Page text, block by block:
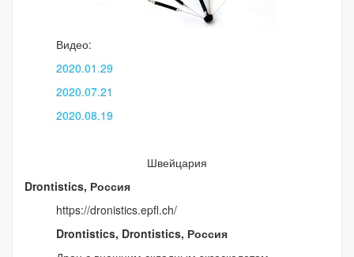
Видео:
2020.01.29
2020.07.21
2020.08.19
Швейцария
Drontistics, Россия
https://dronistics.epfl.ch/
Drontistics, Drontistics, Россия